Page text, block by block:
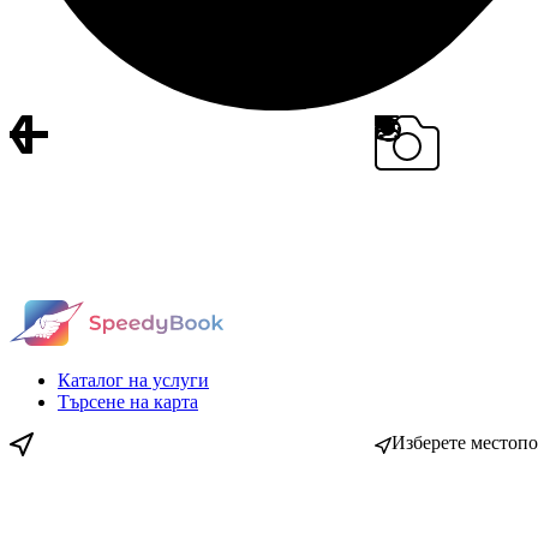
Каталог на услуги
Търсене на карта
Изберете